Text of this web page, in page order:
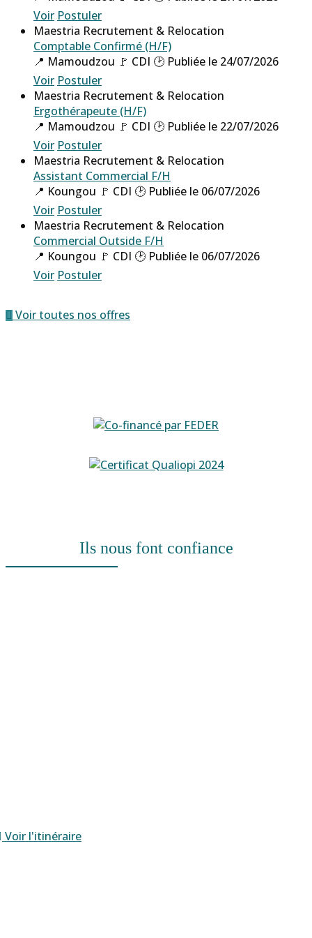
Voir Postuler
Maestria Recrutement & Relocation
Comptable Confirmé (H/F)
📍 Mamoudzou 🚩 CDI 🕑 Publiée le 24/07/2026
Voir Postuler
Maestria Recrutement & Relocation
Ergothérapeute (H/F)
📍 Mamoudzou 🚩 CDI 🕑 Publiée le 22/07/2026
Voir Postuler
Maestria Recrutement & Relocation
Assistant Commercial F/H
📍 Koungou 🚩 CDI 🕑 Publiée le 06/07/2026
Voir Postuler
Maestria Recrutement & Relocation
Commercial Outside F/H
📍 Koungou 🚩 CDI 🕑 Publiée le 06/07/2026
Voir Postuler
Voir toutes nos offres
Ils nous font confiance
Voir l'itinéraire